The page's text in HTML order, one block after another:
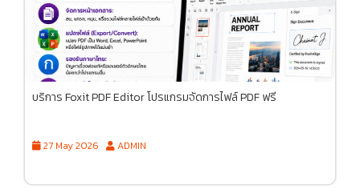
บริการ Foxit PDF Editor โปรแกรมจัดการไฟล์ PDF ฟรี
27 May 2026 ADMIN